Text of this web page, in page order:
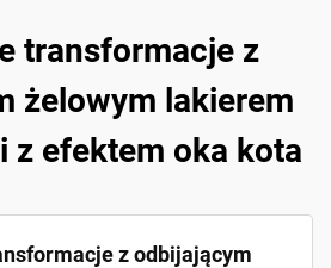
transformacje z
żelowym lakierem
z efektem oka kota
z odbijającym